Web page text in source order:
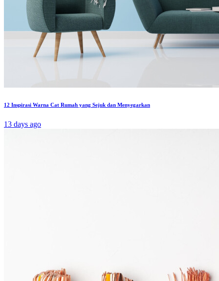
12 Inspirasi Warna Cat Rumah yang Sejuk dan Menyegarkan
13 days ago